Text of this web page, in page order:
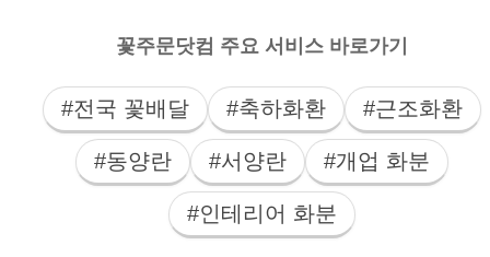
꽃주문닷컴 주요 서비스 바로가기
#전국 꽃배달 #축하화환 #근조화환
#동양란 #서양란 #개업 화분
#인테리어 화분